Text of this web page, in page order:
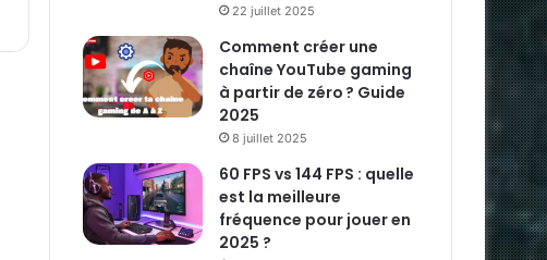
22 juillet 2025
Comment créer une
chaîne YouTube gaming
à partir de zéro ? Guide
2025
8 juillet 2025
60 FPS vs 144 FPS : quelle
est la meilleure
fréquence pour jouer en
2025 ?